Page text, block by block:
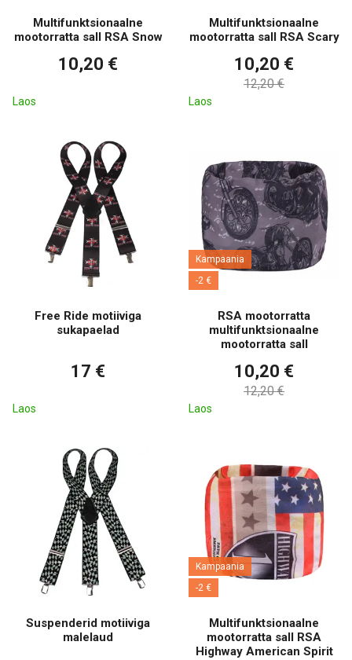
Multifunktsionaalne
mootorratta sall RSA Snow
10,20 €
Laos
Multifunktsionaalne
mootorratta sall RSA Scary
10,20 €
12,20 €
Laos
Free Ride motiiviga
sukapaelad
17 €
Laos
Kampaania
-2 €
RSA mootorratta
multifunktsionaalne
mootorratta sall
10,20 €
12,20 €
Laos
Suspenderid motiiviga
malelaud
Kampaania
-2 €
Multifunktsionaalne
mootorratta sall RSA
Highway American Spirit